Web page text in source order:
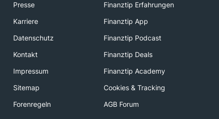
Presse
Finanztip Erfahrungen
Karriere
Finanztip App
Datenschutz
Finanztip Podcast
Kontakt
Finanztip Deals
Impressum
Finanztip Academy
Sitemap
Cookies & Tracking
Forenregeln
AGB Forum